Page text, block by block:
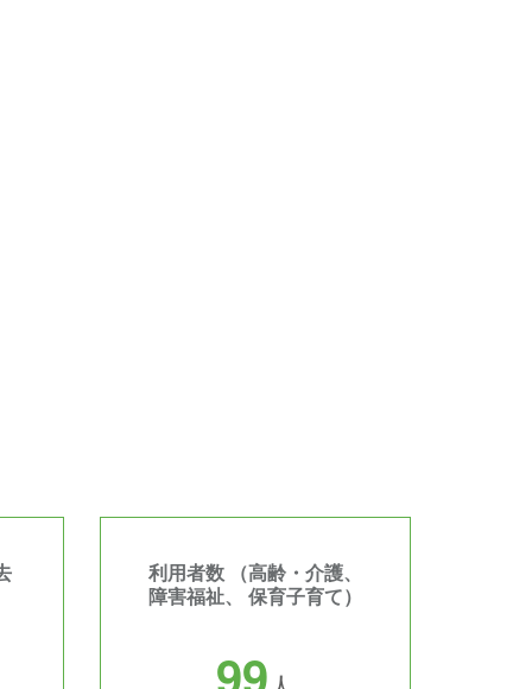
利用者数 （高齢・介護、
障害福祉、 保育子育て）